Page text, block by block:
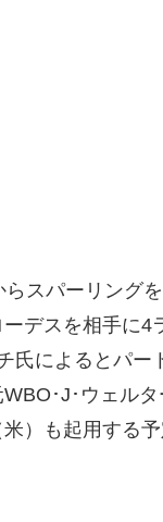
スパーリング
デスを相手に4
氏によるとパー
･J･ウェルタ
）も起用する